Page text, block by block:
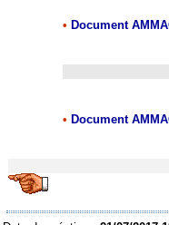
• Document
• Document